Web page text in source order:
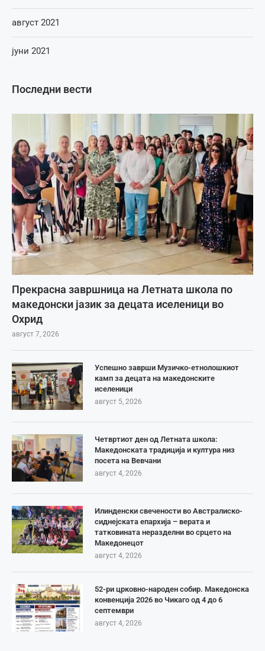
Последни вести
Прекрасна завршница на Летната школа по
македонски јазик за децата иселеници во
Охрид
август 7, 2026
Успешно заврши Музичко-етнолошкиот
камп за децата на македонските
иселеници
август 5, 2026
Четвртиот ден од Летната школа:
Македонската традиција и култура низ
посета на Вевчани
август 4, 2026
Илинденски свечености во Австралиско-
сиднејската епархија – верата и
татковината неразделни во срцето на
Македонецот
август 4, 2026
52-ри црковно-народен собир. Македонска
конвенција 2026 во Чикаго од 4 до 6
септември
август 4, 2026
август 2021
јуни 2021